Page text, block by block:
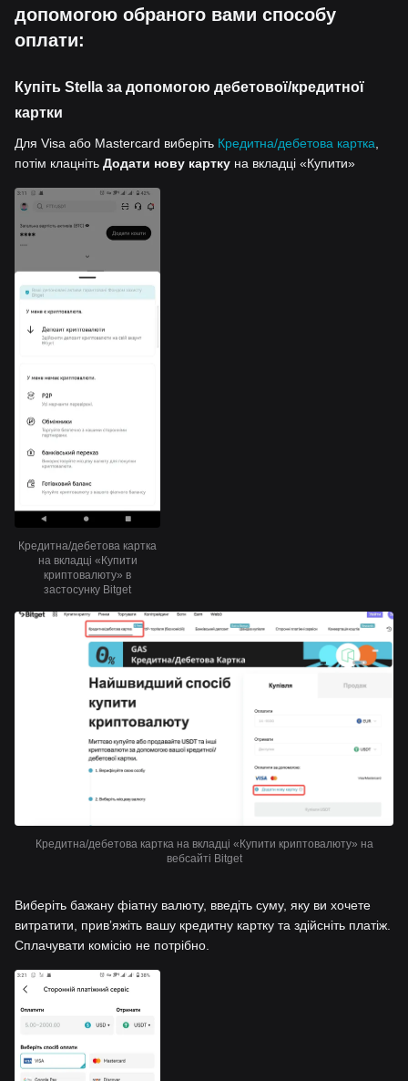
допомогою обраного вами способу
оплати:
Купіть Stella за допомогою дебетової/кредитної
картки
Для Visa або Mastercard виберіть Кредитна/дебетова картка
потім клацніть Додати нову картку на вкладці «Купити»
Кредитна/дебетова картка
на вкладці «Купити
криптовалюту» в
застосунку Bitget
Кредитна/дебетова картка на вкладці «Купити криптовалюту» на
вебсайті Bitget
Виберіть бажану фіатну валюту, введіть суму, яку ви хочете
витратити, привʼяжіть вашу кредитну картку та здійсніть платіж.
Сплачувати комісію не потрібно.